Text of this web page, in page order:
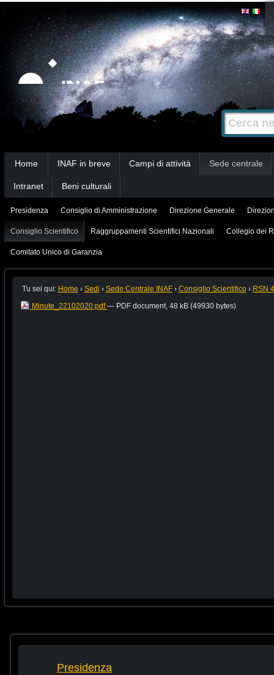
Strumenti
personali
Salta
contenuti.
|
Salta
alla
navigazione
Cerca nel
Ricerca
avanzata…
Home INAF in breve Campi di attività Sede centrale
Intranet Beni culturali
Presidenza Consiglio di Amministrazione Direzione Generale
Consiglio Scientifico Raggruppamenti Scientifici Nazionali Collegio dei
Comitato Unico di Garanzia
Tu sei qui: Home › Sedi › Sede Centrale INAF › Consiglio Scientifico › RSN 4
Minute_22102020.pdf— PDF document, 48 kB (49930 bytes)
Presidenza